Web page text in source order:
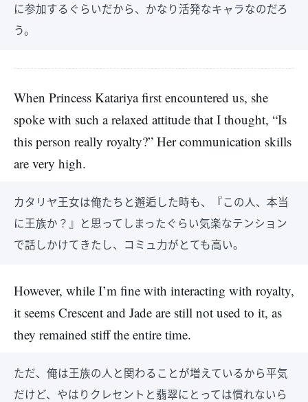
に参加するぐらいだから、かなり活発なキャラなのだろ
う。
When Princess Katariya first encountered us, she
spoke with such a relaxed attitude that I thought, “Is
this person really royalty?” Her communication skills
are very high.
カタリヤ王女は俺たちと邂逅した時も、『この人、本当
に王族か？』と思ってしまったぐらい気楽なテンション
で話しかけてきたし、コミュ力がとても高い。
However, while I’m fine with interacting with royalty,
it seems Crescent and Jade are still not used to it, as
they remained stiff the entire time.
ただ、俺は王族の人と関わることが増えているから平気
だけど、やはりクレセントと翡翠にとっては慣れないら